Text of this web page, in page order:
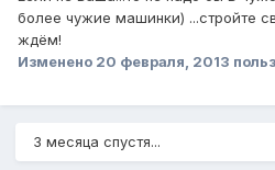
более чужие машинки) ...стройте
ждём!
Изменено 20 февраля, 2013
3 месяца спустя...